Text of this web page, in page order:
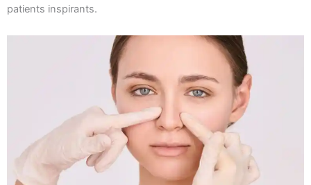
patients inspirants.